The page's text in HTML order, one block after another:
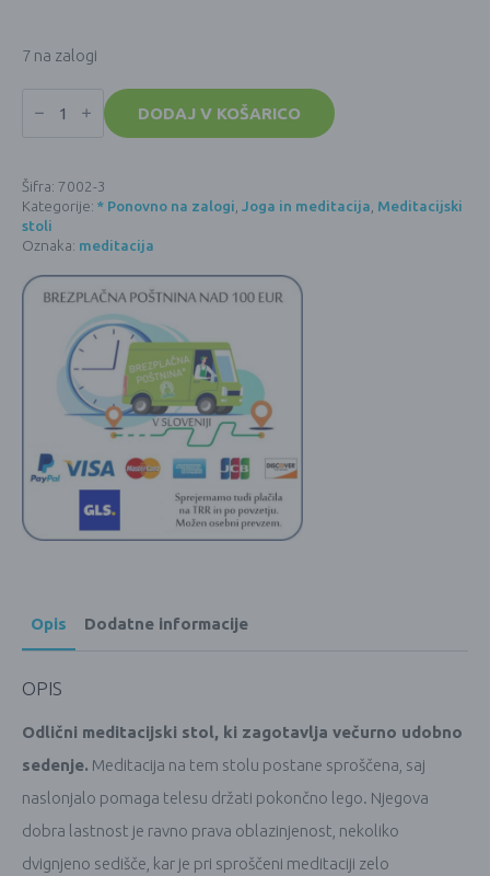
7 na zalogi
Meditacijski
stol
DODAJ V KOŠARICO
Šifra: 7002-3
Kategorije: * Ponovno na zalogi, Joga in meditacija, Meditacijski
stoli
Oznaka: meditacija
Opis Dodatne informacije
OPIS
Odlični meditacijski stol, ki zagotavlja večurno udobno
sedenje. Meditacija na tem stolu postane sproščena, saj
naslonjalo pomaga telesu držati pokončno lego. Njegova
dobra lastnost je ravno prava oblazinjenost, nekoliko
dvignjeno sedišče, kar je pri sproščeni meditaciji zelo